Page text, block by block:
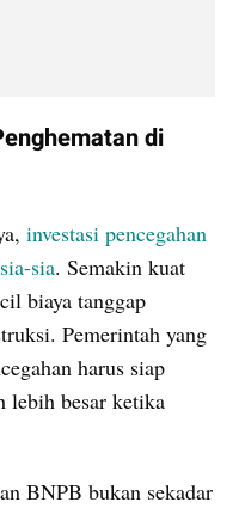
di
investasi pencegahan
sia. Semakin kuat
biaya tanggap
Pemerintah yang
harus siap
lebih besar ketika
BNPB bukan sekadar